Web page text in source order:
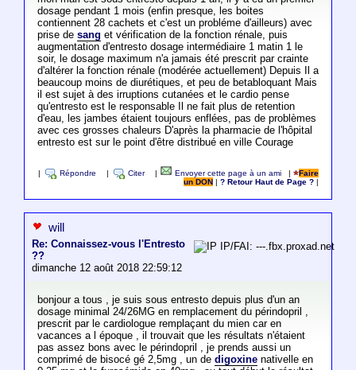
dosage pendant 1 mois (enfin presque, les boites
contiennent 28 cachets et c'est un probléme d'ailleurs) avec
prise de sang et vérification de la fonction rénale, puis
augmentation d'entresto dosage intermédiaire 1 matin 1 le
soir, le dosage maximum n'a jamais été prescrit par crainte
d'altérer la fonction rénale (modérée actuellement) Depuis Il a
beaucoup moins de diurétiques, et peu de betabloquant Mais
il est sujet à des irruptions cutanées et le cardio pense
qu'entresto est le responsable Il ne fait plus de retention
d'eau, les jambes étaient toujours enflées, pas de problèmes
avec ces grosses chaleurs D'après la pharmacie de l'hôpital
entresto est sur le point d'être distribué en ville Courage
Répondre Citer Envoyer cette page à un ami |
Faire
un DON
|? Retour Haut de Page ?
will
Re: Connaissez-vous l'Entresto
??
dimanche 12 août 2018 22:59:12
IP/FAI: ---.fbx.proxad.net
bonjour a tous , je suis sous entresto depuis plus d'un an
dosage minimal 24/26MG en remplacement du périndopril ,
prescrit par le cardiologue remplaçant du mien car en
vacances a l époque , il trouvait que les résultats n'étaient
pas assez bons avec le périndopril , je prends aussi un
comprimé de bisocé gé 2,5mg , un de digoxinenativelle en